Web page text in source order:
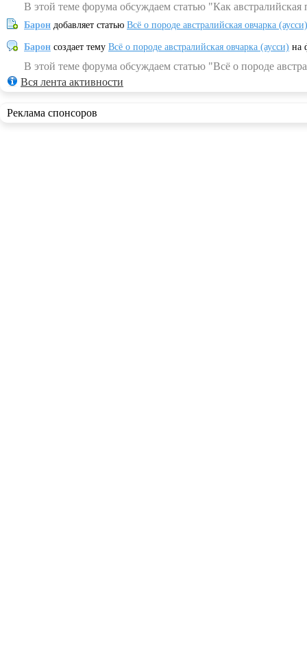
В этой теме форума обсуждаем статью "Как
Барон добавляет статью Всё о породе австралийская овчарка (аусси)
Барон создает тему Всё о породе австралийская овчарка (аусси) на
В этой теме форума обсуждаем статью "Всё о породе
Вся лента активности
Реклама спонсоров